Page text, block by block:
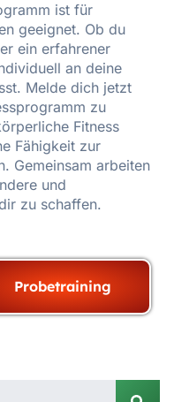
ist für
geeignet. Ob du
ein erfahrener
an deine
Melde dich jetzt
zu
Fitness
Fähigkeit zur
Gemeinsam arbeiten
und
zu schaffen.
Probetraining